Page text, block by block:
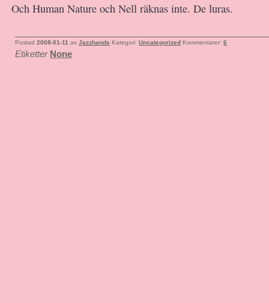
Och Human Nature och Nell räknas inte. De luras.
Postad 2008-01-11 av Jazzhands Kategori: Uncategorized Kommentarer: 6
Etiketter None